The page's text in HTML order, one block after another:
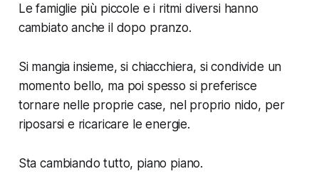
Le famiglie più piccole e i ritmi diversi hanno
cambiato anche il dopo pranzo.
Si mangia insieme, si chiacchiera, si condivide un
momento bello, ma poi spesso si preferisce
tornare nelle proprie case, nel proprio nido, per
riposarsi e ricaricare le energie.
Sta cambiando tutto, piano piano.